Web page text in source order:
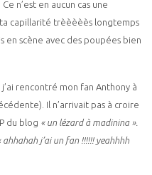
n’est en aucun cas une
capillarité trèèèèès longtemps
en scène avec des poupées bien
rencontré mon fan Anthony à
Il n’arrivait pas à croire
du blog « un lézard à madinina ».
ahhahah j’ai un fan !!!!!! yeahhhh